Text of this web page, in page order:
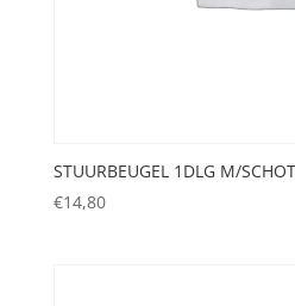
STUURBEUGEL 1DLG M/
€14,80